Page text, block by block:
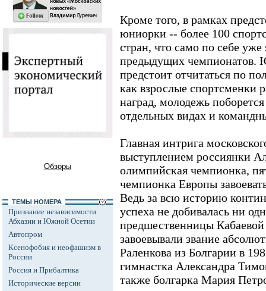
Обзоры
ТЕМЫ НОМЕРА
Признание независимости
Абхазии и Южной Осетии
Автопром
Ксенофобия и неофашизм в
России
Россия и Прибалтика
Исторические версии
Кроме того, в рамках
юниорки -- более 100
стран, что само по себе уже
предыдущих
предстоит отчитаться по
как взрослые спортсменки
наград, молодежь
отдельных видах и
Главная интрига
выступлением россиянки
олимпийская чемпионка,
чемпионка Европы
Ведь за всю историю
успеха не добивалась ни
предшественницы
завоевывали звание
Раленкова из Болгарии в
гимнастка Александра
также болгарка Мария